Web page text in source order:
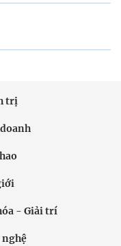
trị
- Giải trí
nghệ